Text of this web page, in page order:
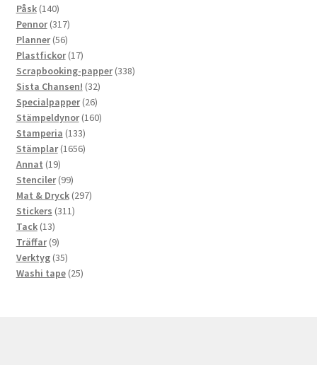
Påsk 140140
produkter
Pennor 317317
produkter
Planner 5656
produkter
Plastfickor 1717
produkter
Scrapbooking-papper 338338
Sista Chansen! 3232
produkter
Specialpapper 2626
produkter
Stämpeldynor 160160
Stamperia 133133
produkter
Stämplar 16561656
Annat 1919
produkter
Stenciler 9999
produkter
Mat & Dryck 297297
Stickers 311311
Tack 1313
produkter
Träffar 99
produkter
Verktyg 3535
produkter
Washi tape 2525